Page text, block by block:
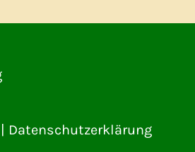
Datenschutzerklärung